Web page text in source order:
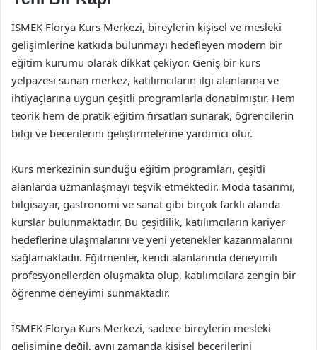
İSMEK Florya Kurs Merkezi, bireylerin kişisel ve mesleki
gelişimlerine katkıda bulunmayı hedefleyen modern bir
eğitim kurumu olarak dikkat çekiyor. Geniş bir kurs
yelpazesi sunan merkez, katılımcıların ilgi alanlarına ve
ihtiyaçlarına uygun çeşitli programlarla donatılmıştır. Hem
teorik hem de pratik eğitim fırsatları sunarak, öğrencilerin
bilgi ve becerilerini geliştirmelerine yardımcı olur.
Kurs merkezinin sunduğu eğitim programları, çeşitli
alanlarda uzmanlaşmayı teşvik etmektedir. Moda tasarımı,
bilgisayar, gastronomi ve sanat gibi birçok farklı alanda
kurslar bulunmaktadır. Bu çeşitlilik, katılımcıların kariyer
hedeflerine ulaşmalarını ve yeni yetenekler kazanmalarını
sağlamaktadır. Eğitmenler, kendi alanlarında deneyimli
profesyonellerden oluşmakta olup, katılımcılara zengin bir
öğrenme deneyimi sunmaktadır.
İSMEK Florya Kurs Merkezi, sadece bireylerin mesleki
gelişimine değil, aynı zamanda kişisel becerilerini